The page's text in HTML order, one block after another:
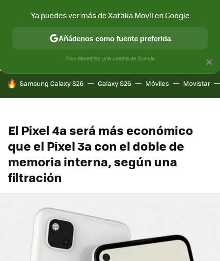
CONECTIVIDAD MÓVIL Y SOCIEDAD APLICACIONES
HOY SE HABLA DE
Samsung Galaxy S26 Galaxy S26 Móviles Movistar
El Pixel 4a será más económico
que el Pixel 3a con el doble de
memoria interna, según una
filtración
×
Ya puedes ver más de Xataka Movil en Google
Añádenos como fuente preferida
Solo necesitas una cuenta de Google